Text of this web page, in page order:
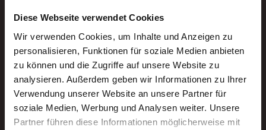
Diese Webseite verwendet Cookies
Wir verwenden Cookies, um Inhalte und Anzeigen zu
personalisieren, Funktionen für soziale Medien anbieten
zu können und die Zugriffe auf unsere Website zu
analysieren. Außerdem geben wir Informationen zu Ihrer
Verwendung unserer Website an unsere Partner für
soziale Medien, Werbung und Analysen weiter. Unsere
Partner führen diese Informationen möglicherweise mit
Neue Stellen per E-Mail.
Ein kostenloser Service von AWO
Jobs.
E-Mail-Adresse eintragen